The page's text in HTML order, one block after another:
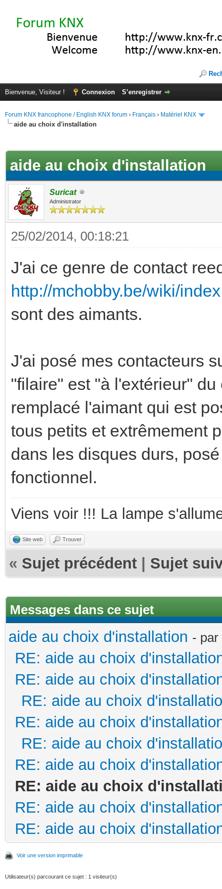
Bienvenue, Visiteur ! Connexion S’enregistrer
Forum KNX francophone / English KNX forum › Français › Matériel KNX
aide au choix d'installation
aide au choix d'installation
Suricat
Administrator
25/02/2014, 00:18:21
J'ai ce genre de contact
http://mchobby.be/wiki/
sont des aimants.
J'ai posé mes contacteurs
"filaire" est "à l'extérieur"
remplacé l'aimant qui est
tous petits et extrêmement
dans les disques durs,
fonctionnel.
Viens voir !!! La lampe
Site web Trouver
« Sujet précédent Sujet
Messages dans ce sujet
aide au choix d'installation - par
RE: aide au choix
RE: aide au choix
RE: aide au choix
RE: aide au choix
RE: aide au choix
RE: aide au choix
RE: aide au choix
RE: aide au choix
RE: aide au choix
Voir une version imprimable
Utilisateur(s) parcourant ce sujet : 1 visiteur(s)